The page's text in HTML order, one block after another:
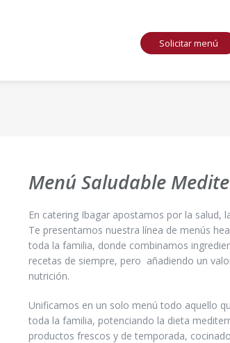
Solicitar menú
Menú Saludable
En catering Ibagar apostamos por la salud,
Te presentamos nuestra línea de menús
toda la familia, donde combinamos
recetas de siempre, pero añadiendo un
nutrición.
Unificamos en un solo menú todo aquello
toda la familia, potenciando la dieta
productos frescos y de temporada,